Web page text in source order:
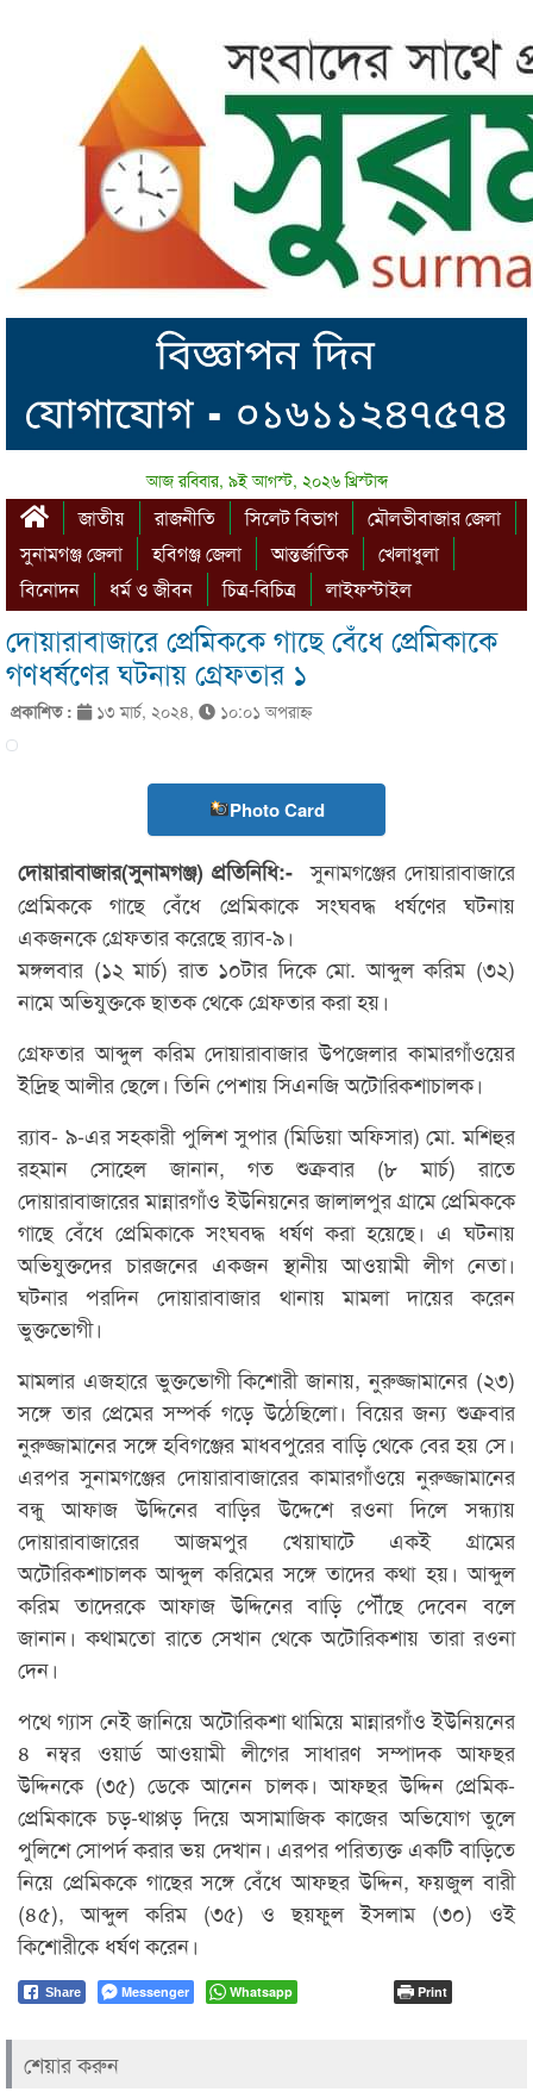
আজ রবিবার, ৯ই আগস্ট, ২০২৬ খ্রিস্টাব্দ
জাতীয় রাজনীতি সিলেট বিভাগ
মৌলভীবাজার জেলা
সুনামগঞ্জ জেলা
হবিগঞ্জ জেলা আন্তর্জাতিক
খেলাধুলা
বিনোদন
ধর্ম ও জীবন চিত্র-বিচিত্র লাইফস্টাইল
দোয়ারাবাজারে প্রেমিককে গাছে বেঁধে প্রেমিকাকে
গণধর্ষণের ঘটনায় গ্রেফতার ১
প্রকাশিত : ১৩ মার্চ, ২০২৪, ১০:০১ অপরাহ্ণ
Photo Card
দোয়ারাবাজার(সুনামগঞ্জ) প্রতিনিধি:- সুনামগঞ্জের দোয়ারাবাজারে
প্রেমিককে গাছে বেঁধে প্রেমিকাকে সংঘবদ্ধ ধর্ষণের ঘটনায়
একজনকে গ্রেফতার করেছে র‍্যাব-৯।
মঙ্গলবার (১২ মার্চ) রাত ১০টার দিকে মো. আব্দুল করিম (৩২)
নামে অভিযুক্তকে ছাতক থেকে গ্রেফতার করা হয়।
গ্রেফতার আব্দুল করিম দোয়ারাবাজার উপজেলার কামারগাঁওয়ের
ইদ্রিছ আলীর ছেলে। তিনি পেশায় সিএনজি অটোরিকশাচালক।
র‍্যাব- ৯-এর সহকারী পুলিশ সুপার (মিডিয়া অফিসার) মো. মশিহুর
রহমান সোহেল জানান, গত শুক্রবার (৮ মার্চ) রাতে
দোয়ারাবাজারের মান্নারগাঁও ইউনিয়নের জালালপুর গ্রামে প্রেমিককে
গাছে বেঁধে প্রেমিকাকে সংঘবদ্ধ ধর্ষণ করা হয়েছে। এ ঘটনায়
অভিযুক্তদের চারজনের একজন স্থানীয় আওয়ামী লীগ নেতা।
ঘটনার পরদিন দোয়ারাবাজার থানায় মামলা দায়ের করেন
ভুক্তভোগী।
মামলার এজহারে ভুক্তভোগী কিশোরী জানায়, নুরুজ্জামানের (২৩)
সঙ্গে তার প্রেমের সম্পর্ক গড়ে উঠেছিলো। বিয়ের জন্য শুক্রবার
নুরুজ্জামানের সঙ্গে হবিগঞ্জের মাধবপুরের বাড়ি থেকে বের হয় সে।
এরপর সুনামগঞ্জের দোয়ারাবাজারের কামারগাঁওয়ে নুরুজ্জামানের
বন্ধু আফাজ উদ্দিনের বাড়ির উদ্দেশে রওনা দিলে সন্ধ্যায়
দোয়ারাবাজারের আজমপুর খেয়াঘাটে একই গ্রামের
অটোরিকশাচালক আব্দুল করিমের সঙ্গে তাদের কথা হয়। আব্দুল
করিম তাদেরকে আফাজ উদ্দিনের বাড়ি পৌঁছে দেবেন বলে
জানান। কথামতো রাতে সেখান থেকে অটোরিকশায় তারা রওনা
দেন।
পথে গ্যাস নেই জানিয়ে অটোরিকশা থামিয়ে মান্নারগাঁও ইউনিয়নের
৪ নম্বর ওয়ার্ড আওয়ামী লীগের সাধারণ সম্পাদক আফছর
উদ্দিনকে (৩৫) ডেকে আনেন চালক। আফছর উদ্দিন প্রেমিক-
প্রেমিকাকে চড়-থাপ্পড় দিয়ে অসামাজিক কাজের অভিযোগ তুলে
পুলিশে সোপর্দ করার ভয় দেখান। এরপর পরিত্যক্ত একটি বাড়িতে
নিয়ে প্রেমিককে গাছের সঙ্গে বেঁধে আফছর উদ্দিন, ফয়জুল বারী
(৪৫), আব্দুল করিম (৩৫) ও ছয়ফুল ইসলাম (৩০) ওই
কিশোরীকে ধর্ষণ করেন।
Share Messenger Whatsapp Print
শেয়ার করুন